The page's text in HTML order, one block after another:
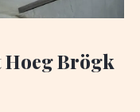
Hoeg Brögk